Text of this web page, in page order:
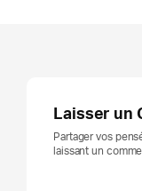
Laisser un
Partager vos
laissant un